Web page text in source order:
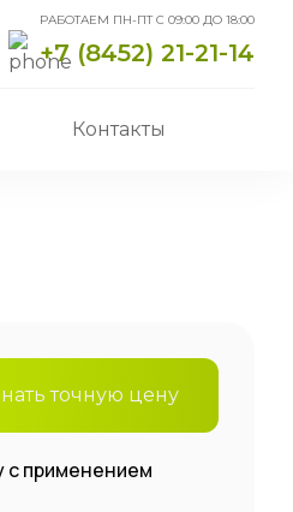
РАБОТАЕМ ПН-ПТ С 09:00 ДО 18:00
+7 (8452) 21-21-14
Контакты
точную цену
с применением